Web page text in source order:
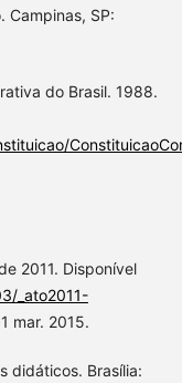
Campinas, SP:
do Brasil. 1988.
2011. Disponível
_ato2011-
mar. 2015.
didáticos. Brasília: